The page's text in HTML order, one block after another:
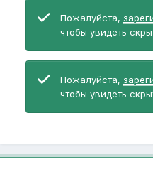
Пожалуйста,
чтобы увидеть
Пожалуйста,
чтобы увидеть